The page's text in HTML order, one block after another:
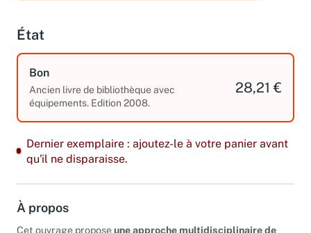
État
Ancien livre de bibliothèque avec
28,21 €
Dernier exemplaire : ajoutez-le à votre panier avant
qu'il ne disparaisse.
À propos